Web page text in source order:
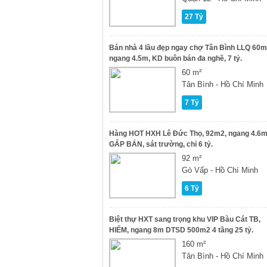
27 Tỷ
Bán nhà 4 lầu đẹp ngay chợ Tân Bình LLQ
ngang 4.5m, KD buôn bán đa nghề, 7 tỷ.
60 m²
Tân Bình - Hồ Chí Minh
7 Tỷ
Hàng HOT HXH Lê Đức Thọ, 92m2, ngang
GẤP BÁN, sát trường, chỉ 6 tỷ.
92 m²
Gò Vấp - Hồ Chí Minh
6 Tỷ
Biệt thự HXT sang trọng khu VIP Bàu Cát TB,
HIẾM, ngang 8m DTSD 500m2 4 tầng 25 tỷ.
160 m²
Tân Bình - Hồ Chí Minh